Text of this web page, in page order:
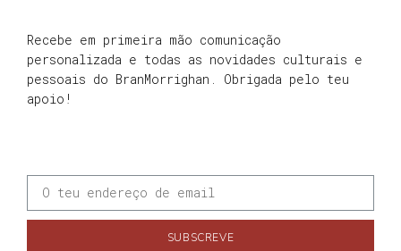
Recebe em primeira mão comunicação
personalizada e todas as novidades culturais e
pessoais do BranMorrighan. Obrigada pelo teu
apoio!
SUBSCREVE